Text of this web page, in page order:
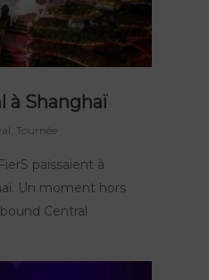
à Shanghaï
Tournée
paissaient à
Un moment hors
Central